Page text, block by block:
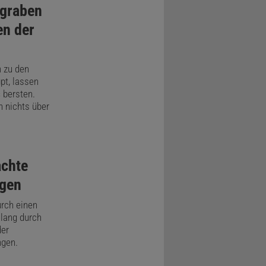
griffen
kann:
und
hoch
Fjord
der
den
lassen
bersten.
nichts über
einen
durch